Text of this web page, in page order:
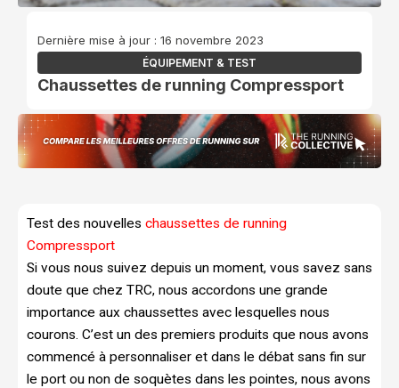
Dernière mise à jour : 16 novembre 2023
ÉQUIPEMENT & TEST
Chaussettes de running Compressport
Test des nouvelles chaussettes de running
Compressport
Si vous nous suivez depuis un moment, vous savez sans
doute que chez TRC, nous accordons une grande
importance aux chaussettes avec lesquelles nous
courons. C’est un des premiers produits que nous avons
commencé à personnaliser et dans le débat sans fin sur
le port ou non de soquètes dans les pointes, nous avons